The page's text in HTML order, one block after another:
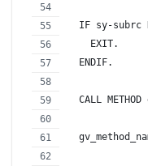
IF sy-subrc
    EXIT.
  ENDIF.
CALL METHOD